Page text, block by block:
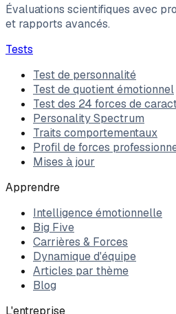
Évaluations scientifiques avec
et rapports avancés.
Tests
Test de personnalité
Test de quotient émotionnel
Test des 24 forces de
Personality Spectrum
Traits comportementaux
Profil de forces
Mises à jour
Apprendre
Intelligence émotionnelle
Big Five
Carrières & Forces
Dynamique d'équipe
Articles par thème
Blog
L'entreprise